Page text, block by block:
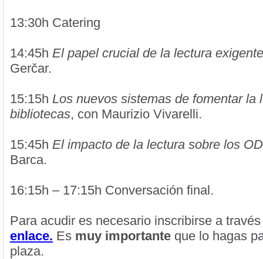
13:30h Catering
14:45h El papel crucial de la lectura exigente
Gerčar.
15:15h Los nuevos sistemas de fomentar la
bibliotecas, con Maurizio Vivarelli.
15:45h El impacto de la lectura sobre los
Barca.
16:15h – 17:15h Conversación final.
Para acudir es necesario inscribirse a
enlace. Es muy importante que lo hagas
plaza.